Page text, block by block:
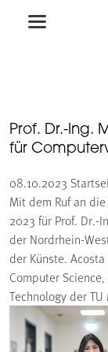
Prof. Dr.-Ing.
für
08.10.2023
Mit dem Ruf an
2023 für Prof. Dr.-
der Nordrhein-
der Künste.
Computer
Technology der TU